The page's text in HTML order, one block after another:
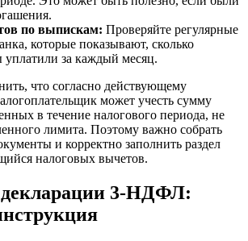
по выпискам: Проверяйте регулярные
которые показывают, сколько
уплатили за каждый месяц.
что согласно действующему
может учесть сумму
в течение налогового периода, не
лимита. Поэтому важно собрать
и корректно заполнить раздел
налоговых вычетов.
декларации 3-НДФЛ: